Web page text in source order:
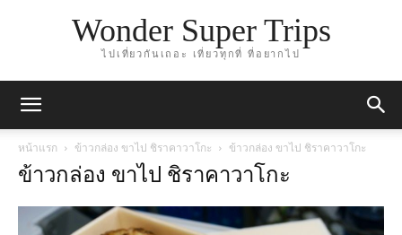
Wonder Super Trips
ไปเที่ยวกันเถอะ เที่ยวทุกที่ ที่อยากไป
หน้าแรก ข้าวกล่อง ขาไป ชิราคาวาโกะ ข้าวกล่อง ขาไป ชิราคาวาโกะ
ข้าวกล่อง ขาไป ชิราคาวาโกะ